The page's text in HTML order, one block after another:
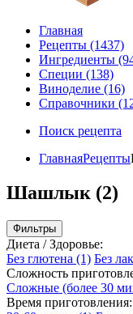
Главная
Рецепты (1437)
Ингредиенты
Специи (138)
Виноделие (16)
Справочники
Поиск рецепта
ГлавнаяРецепты
Шашлык (2)
Фильтры
Диета / Здоровье:
Без глютена (1) Без
Сложность
Сложные (более 30
Время приготовления: